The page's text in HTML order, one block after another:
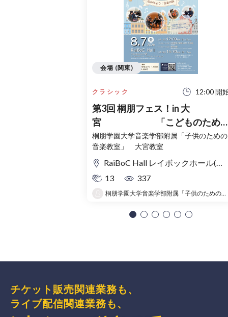
クラシック 12:00 開
第3回 桐朋フェス！in 大
宮 「こどものため
コンサート」〜出かけよう！音
の旅〜
桐朋学園大学音楽学部附属「子供のための
音楽教室」 大宮教室
RaiBoC Hall レイボックホール(市民会館おおみや) 5F リハーサルルーム・レクリエーションルーム
13
337
桐朋学園大学音楽学部附属「子供のための音楽教室 」大宮教室
会場 (関東)
チケット販売関連業務も、
ライブ配信関連業務も、